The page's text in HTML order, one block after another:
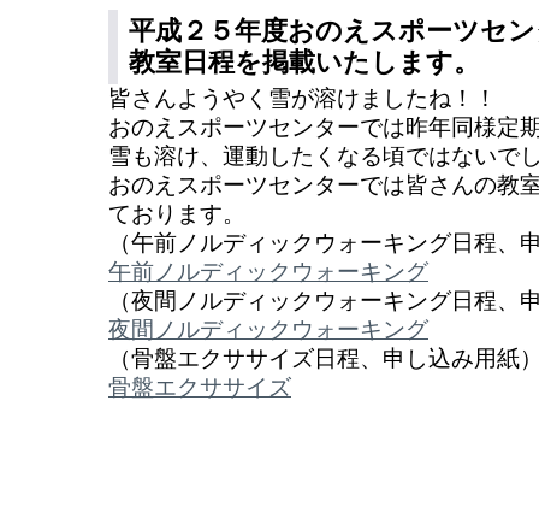
平成２５年度おのえスポーツセ
教室日程を掲載いたします。
皆さんようやく雪が溶けましたね！！
おのえスポーツセンターでは昨年同様定
雪も溶け、運動したくなる頃ではないで
おのえスポーツセンターでは皆さんの教
ております。
（午前ノルディックウォーキング日程、
午前ノルディックウォーキング
（夜間ノルディックウォーキング日程、
夜間ノルディックウォーキング
（骨盤エクササイズ日程、申し込み用紙
骨盤エクササイズ